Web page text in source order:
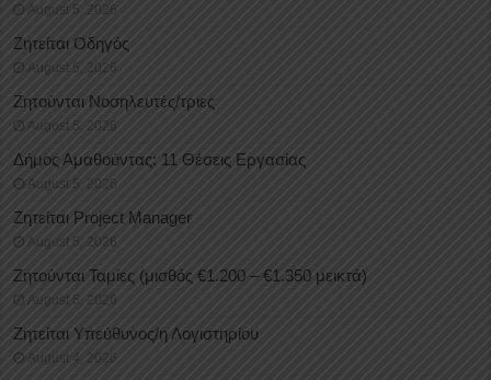
August 5, 2026
Ζητείται Οδηγός
August 5, 2026
Ζητούνται Νοσηλευτές/τριες
August 5, 2026
Δήμος Αμαθούντας: 11 Θέσεις Εργασίας
August 5, 2026
Ζητείται Project Manager
August 5, 2026
Ζητούνται Ταμίες (μισθός €1.200 – €1.350 μεικτά)
August 5, 2026
Ζητείται Υπεύθυνος/η Λογιστηρίου
August 4, 2026